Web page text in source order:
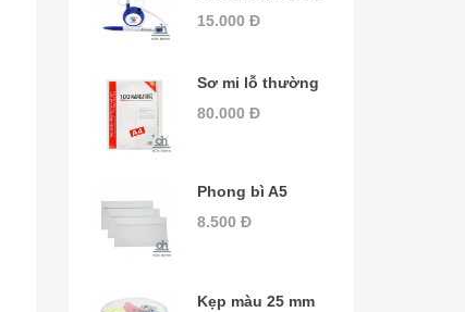
15.000 Đ
Sơ mi lỗ thường
80.000 Đ
Phong bì A5
8.500 Đ
Kẹp màu 25 mm